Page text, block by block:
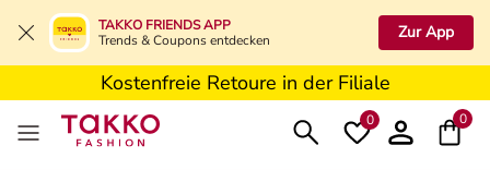
TAKKO FRIENDS APP
Trends & Coupons entdecken
Zur App
5€ Gutschein nach Registrierung*
Kostenfreie Lieferung ab 19,99€ in Deine Filiale
Kostenfreie Retoure in der Filiale
5€ Gutschein nach Registrierung*
0 0